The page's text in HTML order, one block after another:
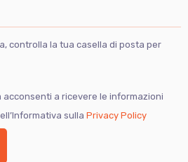
controlla la tua casella di posta per
a ricevere le informazioni
sulla Privacy Policy